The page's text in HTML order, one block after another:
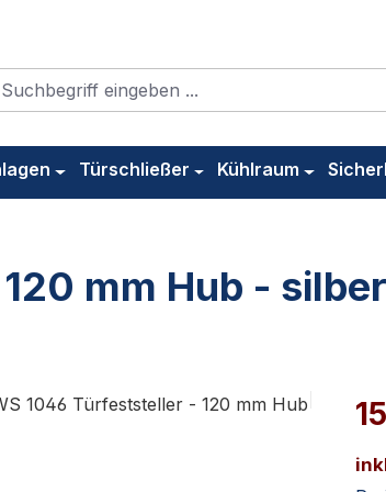
Türschließer Kühlraum
mm Hub -